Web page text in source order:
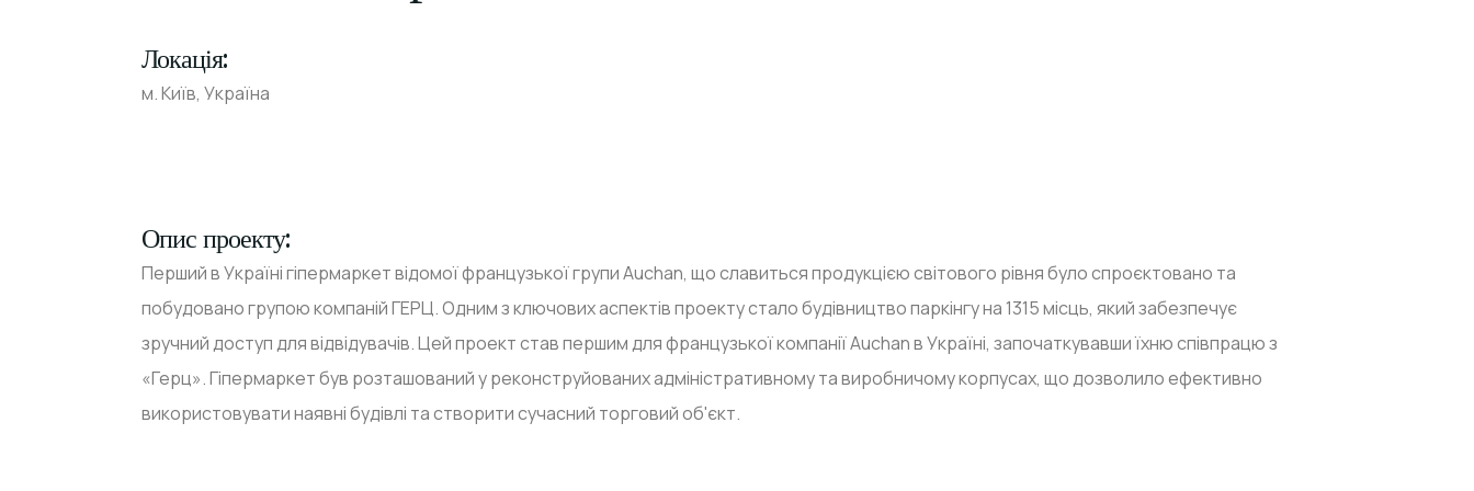
Локація:
м. Київ, Україна
Опис проекту:
Перший в Україні гіпермаркет відомої французької групи Auchan, що славиться продукцією світового рівня було спроєктовано та
побудовано групою компаній ГЕРЦ. Одним з ключових аспектів проекту стало будівництво паркінгу на 1315 місць, який забезпечує
зручний доступ для відвідувачів. Цей проект став першим для французької компанії Auchan в Україні, започаткувавши їхню співпрацю з
«Герц». Гіпермаркет був розташований у реконструйованих адміністративному та виробничому корпусах, що дозволило ефективно
використовувати наявні будівлі та створити сучасний торговий об'єкт.